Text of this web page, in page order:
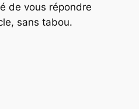
de vous répondre
sans tabou.